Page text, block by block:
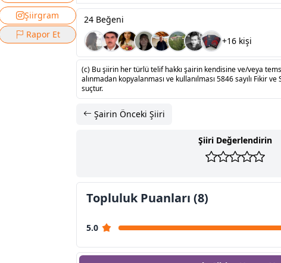
Şiirgram
Rapor Et
24 Beğeni
+16 kişi
(c) Bu şiirin her türlü telif hakkı şairin kendisine ve/veya
alınmadan kopyalanması ve kullanılması 5846 sayılı Fikir
suçtur.
Şairin Önceki Şiiri
Şiiri Değerlendirin
Topluluk Puanları (8)
5.0